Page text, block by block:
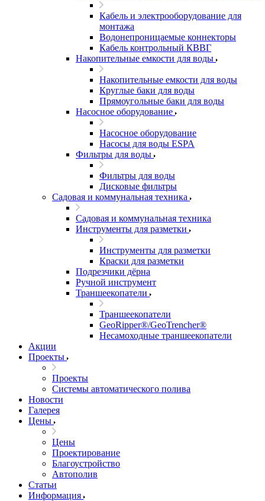
Кабель и электрооборудование для
монтажа
Водонепроницаемые коннекторы
Кабель контрольный КВВГ
Накопительные емкости для воды
Накопительные емкости для воды
Круглые баки для воды
Прямоугольные баки для воды
Насосное оборудование
Насосное оборудование
Насосы для воды ESPA
Фильтры для воды
Фильтры для воды
Дисковые фильтры
Садовая и коммунальная техника
Садовая и коммунальная техника
Инструменты для разметки
Инструменты для разметки
Краски для разметки
Подрезчики дёрна
Ручной инструмент
Траншеекопатели
Траншеекопатели
GeoRipper®/GeoTrencher®
Несамоходные траншеекопатели
Акции
Проекты
Проекты
Системы автоматического полива
Новости
Галерея
Цены
Цены
Проектирование
Благоустройство
Автополив
Статьи
Информация